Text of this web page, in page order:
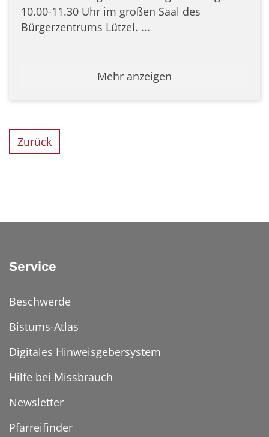
10.00-11.30 Uhr im großen Saal des
Bürgerzentrums Lützel. ...
Mehr anzeigen
Zurück
Service
Beschwerde
Bistums-Atlas
Digitales Hinweisgebersystem
Hilfe bei Missbrauch
Newsletter
Pfarreifinder